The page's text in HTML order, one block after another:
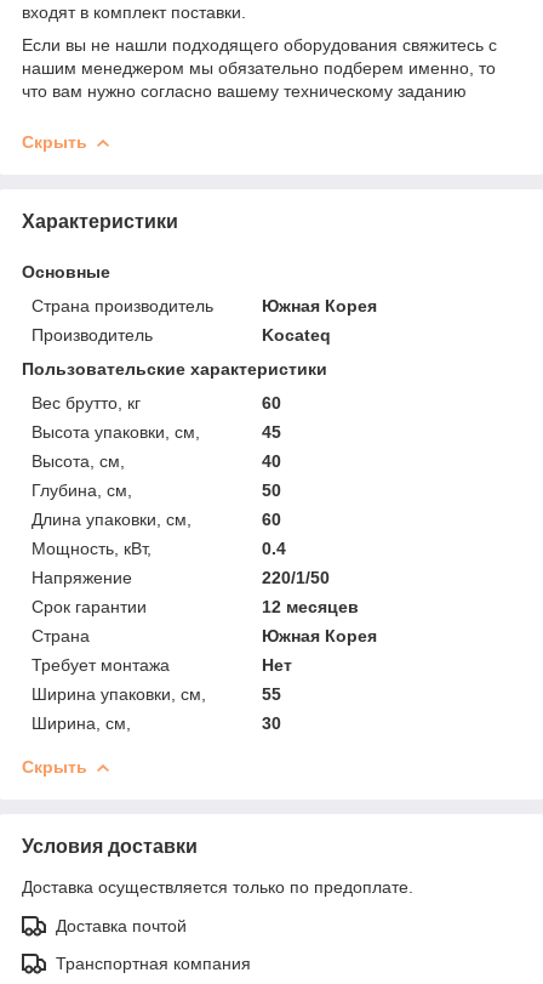
входят в комплект поставки.
Если вы не нашли подходящего оборудования свяжитесь с
нашим менеджером мы обязательно подберем именно, то
что вам нужно согласно вашему техническому заданию
Скрыть
Характеристики
Основные
Страна производитель
Южная Корея
Производитель
Kocateq
Пользовательские характеристики
Вес брутто, кг
60
Высота упаковки, см,
45
Высота, см,
40
Глубина, см,
50
Длина упаковки, см,
60
Мощность, кВт,
0.4
Напряжение
220/1/50
Срок гарантии
12 месяцев
Страна
Южная Корея
Требует монтажа
Нет
Ширина упаковки, см,
55
Ширина, см,
30
Скрыть
Условия доставки
Доставка осуществляется только по предоплате.
Доставка почтой
Транспортная компания